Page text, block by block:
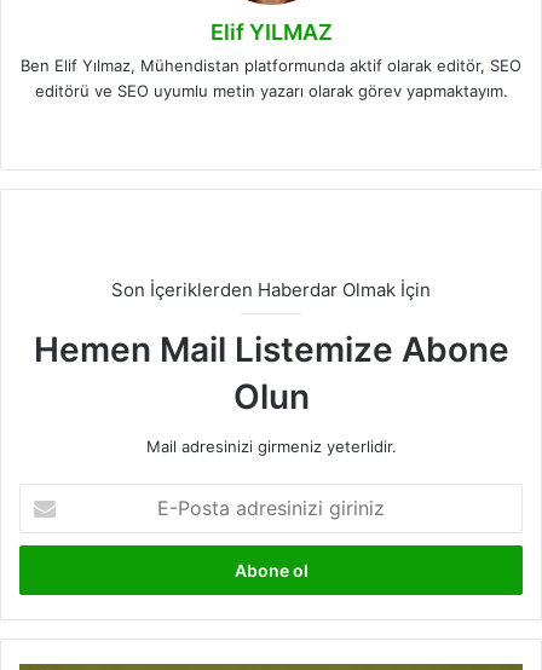
Elif YILMAZ
Ben Elif Yılmaz, Mühendistan platformunda aktif olarak editör, SEO
editörü ve SEO uyumlu metin yazarı olarak görev yapmaktayım.
Son İçeriklerden Haberdar Olmak İçin
Hemen Mail Listemize Abone
Olun
Mail adresinizi girmeniz yeterlidir.
Posta
adresinizi